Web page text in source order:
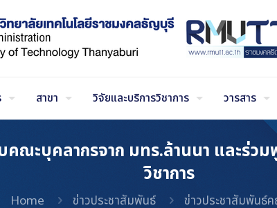
สาขา วิจัยและบริการวิชาการ วารสาร
ณะบุคลากรจาก มทร.ล้านนา และร่ว
วิชาการ
Home ข่าวประชาสัมพันธ์
ข่าวประชาสัมพันธ์